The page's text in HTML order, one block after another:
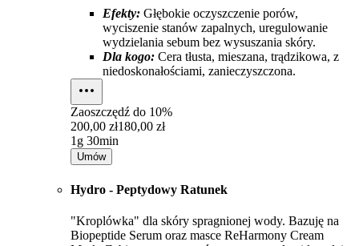
Efekty: Głębokie oczyszczenie porów,
wyciszenie stanów zapalnych, uregulowanie
wydzielania sebum bez wysuszania skóry.
Dla kogo: Cera tłusta, mieszana, trądzikowa, z
niedoskonałościami, zanieczyszczona.
Zaoszczędź do 10%
200,00 zł180,00 zł
1g 30min
Umów
Hydro - Peptydowy Ratunek
"Kroplówka" dla skóry spragnionej wody. Bazuję na
Biopeptide Serum oraz masce ReHarmony Cream